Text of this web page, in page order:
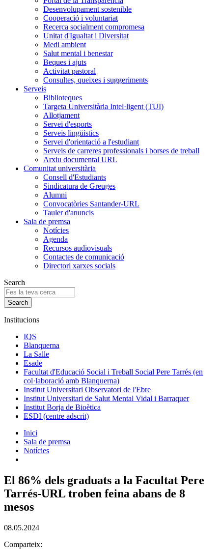
Desenvolupament sostenible
Cooperació i voluntariat
Recerca socialment compromesa
Unitat d'Igualtat i Diversitat
Medi ambient
Salut mental i benestar
Beques i ajuts
Activitat pastoral
Consultes, queixes i suggeriments
Serveis
Biblioteques
Targeta Universitària Intel·ligent (TUI)
Allotjament
Servei d'esports
Serveis lingüístics
Servei d'orientació a l'estudiant
Serveis de carreres professionals i borses de treball
Arxiu documental URL
Comunitat universitària
Consell d'Estudiants
Sindicatura de Greuges
Alumni
Convocatòries Santander-URL
Tauler d'anuncis
Sala de premsa
Notícies
Agenda
Recursos audiovisuals
Contactes de comunicació
Directori xarxes socials
Search
Institucions
IQS
Blanquerna
La Salle
Esade
Facultat d'Educació Social i Treball Social Pere Tarrés (en
col·laboració amb Blanquerna)
Institut Universitari Observatori de l'Ebre
Institut Universitari de Salut Mental Vidal i Barraquer
Institut Borja de Bioètica
ESDI (centre adscrit)
Inici
Sala de premsa
Notícies
El 86% dels graduats a la Facultat Pere
Tarrés-URL troben feina abans de 8
mesos
08.05.2024
Comparteix: